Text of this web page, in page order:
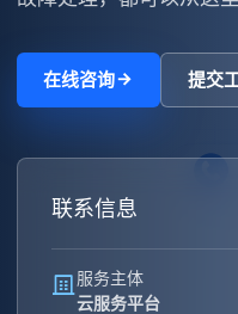
在线咨询 提交
联系信息
服务主体
云服务平台